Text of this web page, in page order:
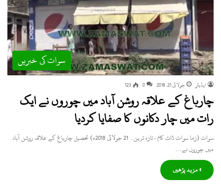
سوات کی خبریں
ایڈیٹر جولائی 21, 2018 0
123
چارباغ کے علاقہ روشن آباد میں چوروں نے ایک
رات میں چار دکانوں کا صفایا کردیا
سوات (زما سوات ڈاٹ کام ، تازہ ترین۔ 21 جولائی 2018ء) تحصیل چارباغ کے علاقہ روشن آباد
میں چوروں نے…
» مزید پڑھیں